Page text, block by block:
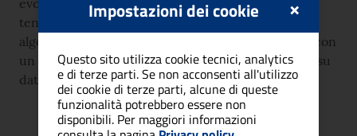
tendenze e prospettive, sia anche, utilizzando
algoritmi di AI, per realizzare modelli previsionali con
un elevatissimo grado di precisione perché basati su
dati reali.
×
Impostazioni dei cookie
Questo sito utilizza cookie tecnici, analytics
e di terze parti. Se non acconsenti all'utilizzo
dei cookie di terze parti, alcune di queste
funzionalità potrebbero essere non
disponibili. Per maggiori informazioni